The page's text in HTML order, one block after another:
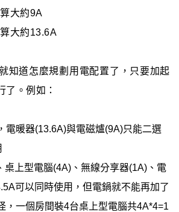
大約9A
大約13.6A
知道怎麼規劃用電配置了，只要加起
了。例如：
電暖器(13.6A)與電磁爐(9A)只能二選
桌上型電腦(4A)、無線分享器(1A)、電
可以同時使用，但電鍋就不能再加了
，一個房間裝4台桌上型電腦共4A*4=1